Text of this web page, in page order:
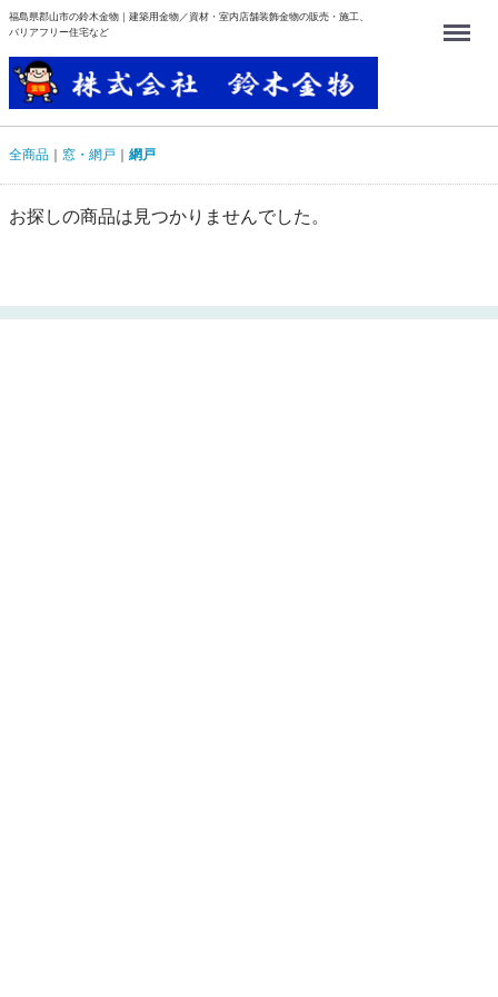
福島県郡山市の鈴木金物｜建築用金物／資材・室内店舗装飾金物の販売・施工、
バリアフリー住宅など
Menu
全商品 窓・網戸 網戸
お探しの商品は見つかりませんでした。